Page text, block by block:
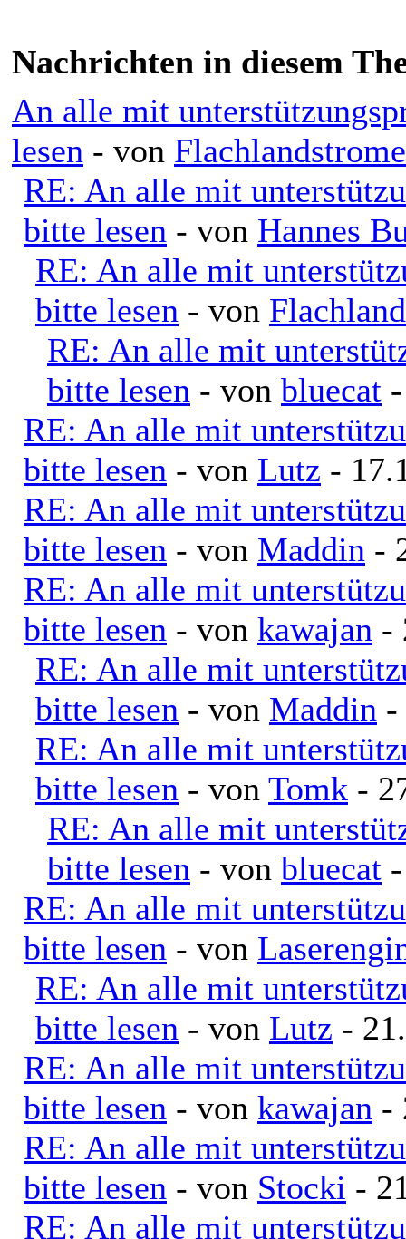
Nachrichten in diesem
An alle mit
lesen - von
RE: An alle mit
bitte lesen - von Hannes
RE: An alle mit
bitte lesen - von
RE: An alle mit
bitte lesen - von bluecat
RE: An alle mit
bitte lesen - von Lutz -
RE: An alle mit
bitte lesen - von Maddin -
RE: An alle mit
bitte lesen - von kawajan -
RE: An alle mit
bitte lesen - von Maddin -
RE: An alle mit
bitte lesen - von Tomk -
RE: An alle mit
bitte lesen - von bluecat
RE: An alle mit
bitte lesen - von
RE: An alle mit
bitte lesen - von Lutz -
RE: An alle mit
bitte lesen - von kawajan -
RE: An alle mit
bitte lesen - von Stocki -
RE: An alle mit